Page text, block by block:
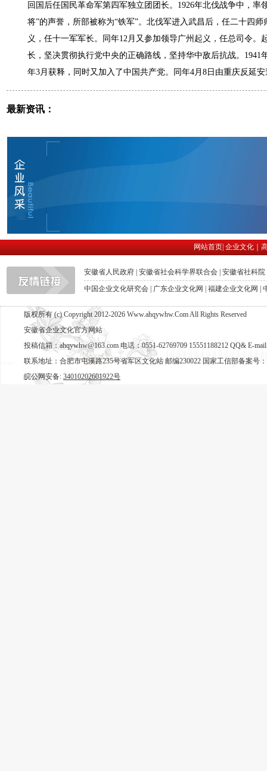
回国后任国民革命军第四军独立团团长。1926年北伐战争中，
将”的声誉，所部被称为“铁军”。北伐军进入武昌后，任二十四
义，任十一军军长。同年12月又参加领导广州起义，任总司令
长，坚决贯彻执行党中央的正确路线，坚持华中敌后抗战。
年3月获释，同时又加入了中国共产党。同年4月8日由重庆反延
最新资讯：
网站首页| 企业文化｜
安徽省人民政府 安徽省社会科学界联合会 安徽省社科院
中国企业文化研究会
广东企业文化网 福建企业文化网
版权所有 (c) Copyright 2012-2026 Www.ahqywhw.Com All Rights Reserved
安徽省企业文化官方网站
投稿信箱：ahqywhw@163.com 电话：0551-62769709 15551188212 QQ& E-
联系地址：合肥市屯溪路235号省军区文化站 邮编230022 国家工信部备案号：
皖公网安备: 34010202601922号